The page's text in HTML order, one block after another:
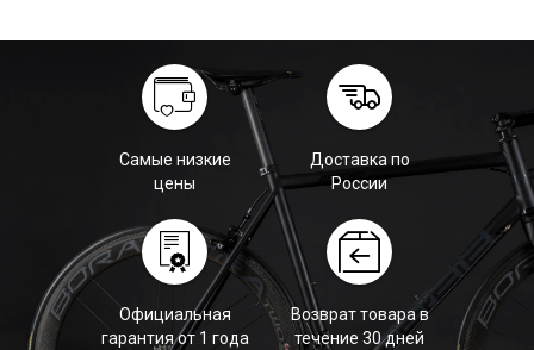
Самые низкие
цены
Доставка по
России
Официальная
гарантия от 1 года
Возврат товара в
течение 30 дней